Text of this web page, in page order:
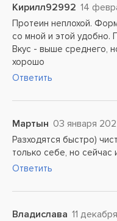
Кирилл92992 14
Протеин неплохой.
со мной и этой удобно.
Вкус - выше среднего,
хорошо
Ответить
Мартын 03 января
Разходятся быстро)
только себе, но сейчас
Ответить
Владислава 11